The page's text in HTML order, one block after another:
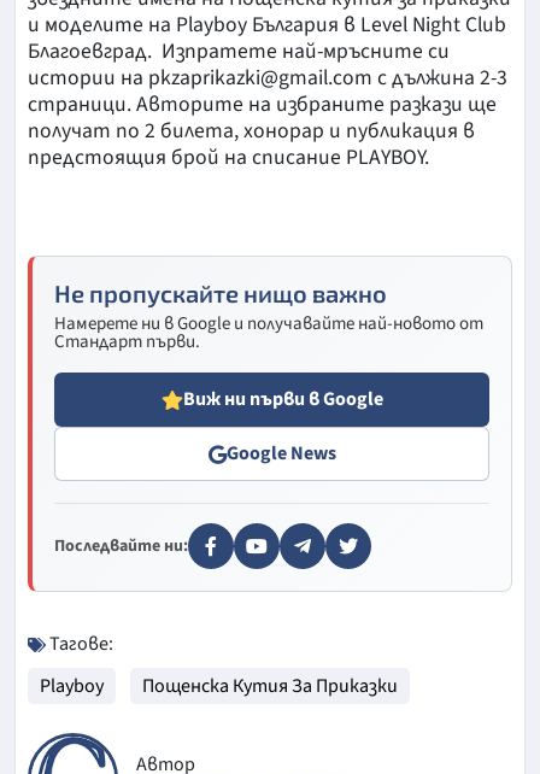
и моделите на Playboy България в Level Night Club
Благоевград. Изпратете най-мръсните си
истории на pkzaprikazki@gmail.com с дължина 2-3
страници. Авторите на избраните разкази ще
получат по 2 билета, хонорар и публикация в
предстоящия брой на списание PLAYBOY.
Не пропускайте нищо важно
Намерете ни в Google и получавайте най-новото от
Стандарт първи.
Виж ни първи в Google
Google News
Последвайте ни:
Тагове:
Playboy
Пощенска Кутия За Приказки
Автор